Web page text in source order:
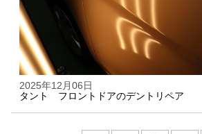
2025年12月06日
タント フロントドアのデントリペア